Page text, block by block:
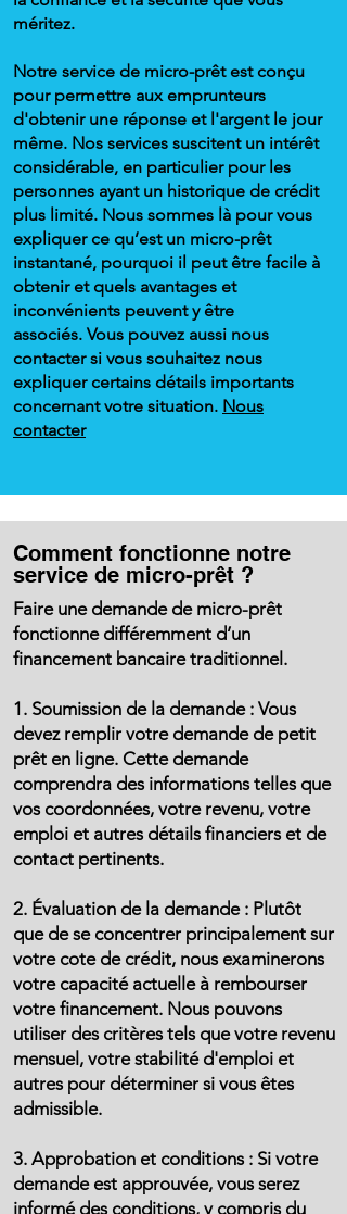
méritez.
Notre service de micro-prêt est conçu
pour permettre aux emprunteurs
d'obtenir une réponse et l'argent le jour
même. Nos services suscitent un intérêt
considérable, en particulier pour les
personnes ayant un historique de crédit
plus limité. Nous sommes là pour vous
expliquer ce qu’est un micro-prêt
instantané, pourquoi il peut être facile à
obtenir et quels avantages et
inconvénients peuvent y être
associés. Vous pouvez aussi nous
contacter si vous souhaitez nous
expliquer certains détails importants
concernant votre situation. Nous
contacter
Comment fonctionne notre
service de micro-prêt ?
Faire une demande de micro-prêt
fonctionne différemment d’un
financement bancaire traditionnel.
1. Soumission de la demande : Vous
devez remplir votre demande de petit
prêt en ligne. Cette demande
comprendra des informations telles que
vos coordonnées, votre revenu, votre
emploi et autres détails financiers et de
contact pertinents.
2. Évaluation de la demande : Plutôt
que de se concentrer principalement sur
votre cote de crédit, nous examinerons
votre capacité actuelle à rembourser
votre financement. Nous pouvons
utiliser des critères tels que votre revenu
mensuel, votre stabilité d'emploi et
autres pour déterminer si vous êtes
admissible.
3. Approbation et conditions : Si votre
demande est approuvée, vous serez
informé des conditions, y compris du